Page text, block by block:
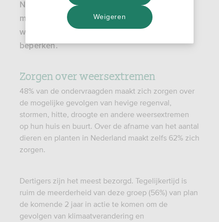
Nederlanders is van plan binnen 2 jaar
maatregelen te nemen om de invloed van
weersextremen op hun huis en buurt te
beperken.
Zorgen over weersextremen
48% van de ondervraagden maakt zich zorgen over
de mogelijke gevolgen van hevige regenval,
stormen, hitte, droogte en andere weersextremen
op hun huis en buurt. Over de afname van het aantal
dieren en planten in Nederland maakt zelfs 62% zich
zorgen.
Dertigers zijn het meest bezorgd. Tegelijkertijd is
ruim de meerderheid van deze groep (56%) van plan
de komende 2 jaar in actie te komen om de
gevolgen van klimaatverandering en
Weigeren